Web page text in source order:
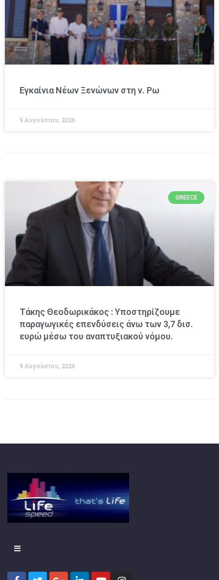
Εγκαίνια Νέων Ξενώνων στη ν. Ρω
9 Αυγούστου, 2026
GREECE
Τάκης Θεοδωρικάκος : Υποστηρίζουμε
παραγωγικές επενδύσεις άνω των 3,7 δισ.
ευρώ μέσω του αναπτυξιακού νόμου.
9 Αυγούστου, 2026